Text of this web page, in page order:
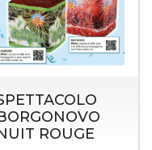
ROUGE